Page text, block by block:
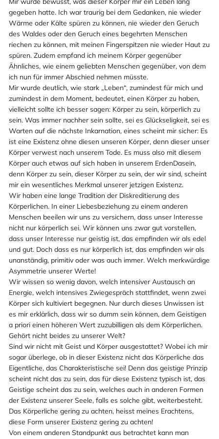
gegeben hatte. Ich war traurig bei dem Gedanken, nie wieder
Wärme oder Kälte spüren zu können, nie wieder den Geruch
des Waldes oder den Geruch eines begehrten Menschen
riechen zu können, mit meinen Fingerspitzen nie wieder Haut zu
spüren. Zudem empfand ich meinem Körper gegenüber
Ähnliches, wie einem geliebten Menschen gegenüber, von dem
ich nun für immer Abschied nehmen müsste.
Mir wurde deutlich, wie stark „Leben“, zumindest für mich und
zumindest in dem Moment, bedeutet, einen Körper zu haben,
vielleicht sollte ich besser sagen: Körper zu sein, körperlich zu
sein. Was immer nachher sein sollte, sei es Glückseligkeit, sei es
Warten auf die nächste Inkarnation, eines scheint mir sicher: Es
ist eine Existenz ohne diesen unseren Körper, denn dieser unser
Körper verwest nach unserem Tode. Es muss also mit diesem
Körper auch etwas auf sich haben in unserem ErdenDasein,
denn Körper zu sein, dieser Körper zu sein, der wir sind, scheint
mir ein wesentliches Merkmal unserer jetzigen Existenz.
Wir haben eine lange Tradition der Diskreditierung des
Körperlichen. In einer Liebesbeziehung zu einem anderen
Menschen beeilen wir uns zu versichern, dass unser Interesse
nicht nur körperlich sei. Wir können uns zwar gut vorstellen,
dass unser Interesse nur geistig ist, das empfinden wir als edel
und gut. Doch dass es nur körperlich ist, das empfinden wir als
unanständig, primitiv oder was auch immer. Welch merkwürdige
Asymmetrie unserer Werte!
Wir wissen so wenig davon, welch intensiver Austausch an
Energie, welch intensives Zwiegespräch stattfindet, wenn zwei
Körper sich kultiviert begegnen. Nur durch dieses Unwissen ist
es mir erklärlich, dass wir so dumm sein können, dem Geistigen
a priori einen höheren Wert zuzubilligen als dem Körperlichen.
Gehört nicht beides zu unserer Welt?
Sind wir nicht mit Geist und Körper ausgestattet? Wobei ich mir
sogar überlege, ob in dieser Existenz nicht das Körperliche das
Eigentliche, das Charakteristische sei! Denn das geistige Prinzip
scheint nicht das zu sein, das für diese Existenz typisch ist, das
Geistige scheint das zu sein, welches auch in anderen Formen
der Existenz unserer Seele, falls es solche gibt, weiterbesteht.
Das Körperliche gering zu achten, heisst meines Erachtens,
diese Form unserer Existenz gering zu achten!
Von einem anderen Standpunkt aus betrachtet kann man